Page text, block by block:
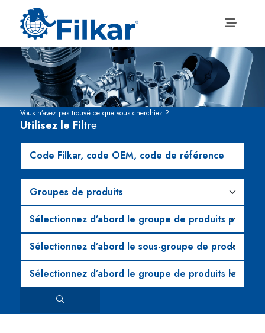
Vous n’avez pas trouvé ce que vous cherchiez ?
Utilisez le Filtre